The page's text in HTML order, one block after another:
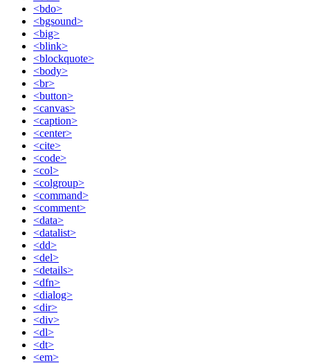
<bdo>
<bgsound>
<big>
<blink>
<blockquote>
<body>
<br>
<button>
<canvas>
<caption>
<center>
<cite>
<code>
<col>
<colgroup>
<command>
<comment>
<data>
<datalist>
<dd>
<del>
<details>
<dfn>
<dialog>
<dir>
<div>
<dl>
<dt>
<em>